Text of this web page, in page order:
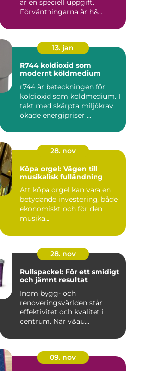
är en speciell uppgift.
Förväntningarna är h&...
13. jan
R744 koldioxid som
modernt köldmedium
r744 är beteckningen för
koldioxid som köldmedium. I
takt med skärpta miljökrav,
ökade energipriser ...
28. nov
Köpa orgel: Vägen till
musikalisk fulländning
Att köpa orgel kan vara en
betydande investering, både
ekonomiskt och för den
musika...
28. nov
Rullspackel: För ett smidigt
och jämnt resultat
Inom bygg- och
renoveringsvärlden står
effektivitet och kvalitet i
centrum. När v&au...
09. nov